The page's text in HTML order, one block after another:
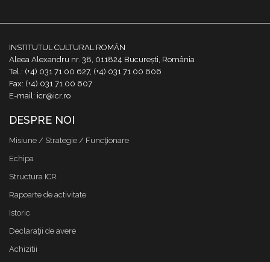
INSTITUTUL CULTURAL ROMÂN
Aleea Alexandru nr. 38, 011824 București, România
Tel.: (+4) 031 71 00 627, (+4) 031 71 00 606
Fax: (+4) 031 71 00 607
E-mail: icr@icr.ro
DESPRE NOI
Misiune / Strategie / Funcţionare
Echipa
Structura ICR
Rapoarte de activitate
Istoric
Declaraţii de avere
Achizitii